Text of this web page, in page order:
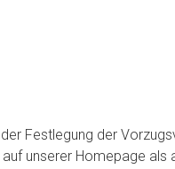
Festlegung der
unserer Homepage als